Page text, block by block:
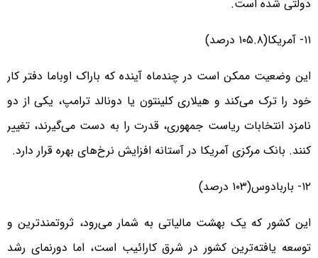
دولتی شده است.
۱۱- آمریکا(۱۰۵.۸ درصد)
این وضعیت ممکن است در چندماه آینده که باراک اوباما دفتر کار
خود را ترک می‌کند و هیلاری کلینتون یا دونالد ترامپ، یکی از دو
نامزد انتخابات ریاست جمهوری، قدرت را به دست می‌گیرند، تغییر
کنند. بانک مرکزی آمریکا در آستانه افزایش نرخ‌های بهره قرار دارد.
۱۲- باربادوس(۱۰۳ درصد)
این کشور که یک بهشت مالیاتی به شمار می‌رود، ثروتمندترین و
توسعه یافته‌ترین کشور در شرق کارائیب است، اما دورنمای رشد